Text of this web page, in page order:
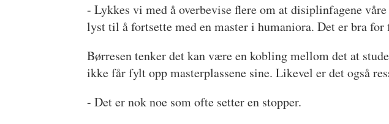
- Lykkes vi med å overbevise flere om at disiplinfagene
lyst til å fortsette med en master i humaniora. Det er bra
Børresen tenker det kan være en kobling mellom det at
ikke får fylt opp masterplassene sine. Likevel er det også
- Det er nok noe som ofte setter en stopper.